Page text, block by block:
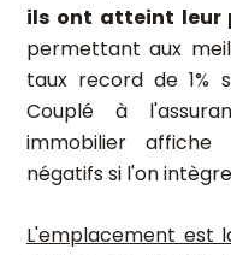
ils ont atteint leur
permettant aux
taux record de 1%
Couplé à
immobilier affiche
négatifs si l'on
L'emplacement est